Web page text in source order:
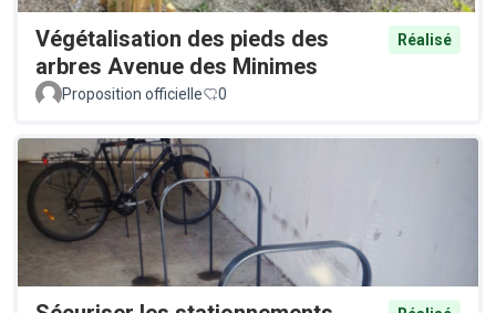
Végétalisation des pieds des
arbres Avenue des Minimes
Réalisé
Proposition officielle 0